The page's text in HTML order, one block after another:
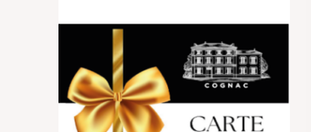
10,00 €
through
200,00 €
product
has
multiple
The